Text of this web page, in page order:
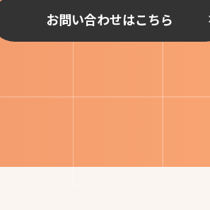
お問い合わせはこちら